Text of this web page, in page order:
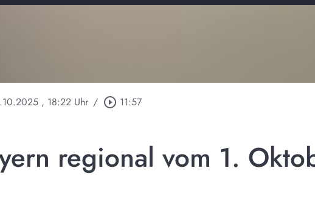
, 18:22 Uhr / play_circle_outline 11:57
regional vom 1.